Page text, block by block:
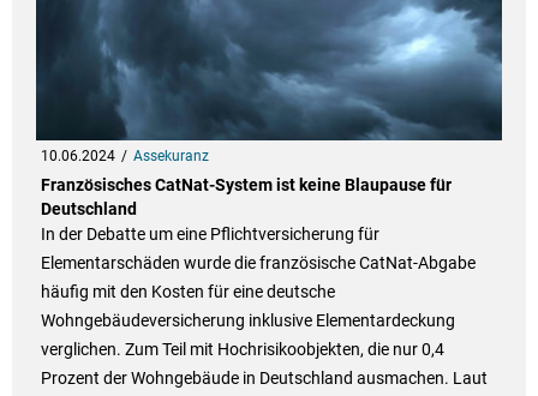
10.06.2024 Assekuranz
Französisches CatNat-System ist keine Blaupause für
Deutschland
In der Debatte um eine Pflichtversicherung für
Elementarschäden wurde die französische CatNat-Abgabe
häufig mit den Kosten für eine deutsche
Wohngebäudeversicherung inklusive Elementardeckung
verglichen. Zum Teil mit Hochrisikoobjekten, die nur 0,4
Prozent der Wohngebäude in Deutschland ausmachen. Laut